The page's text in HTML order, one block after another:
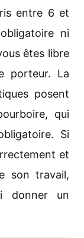
entre 6 et
ni
êtes libre
porteur. La
posent
qui
Si
et
son travail,
donner un